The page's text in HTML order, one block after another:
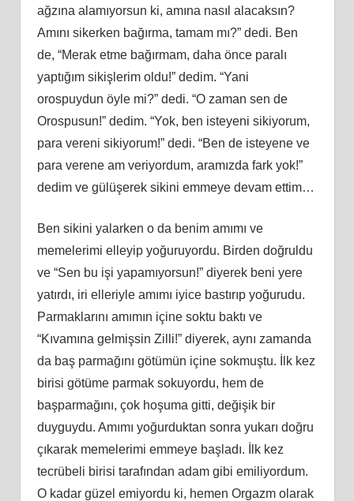
ağzına alamıyorsun ki, amına nasıl alacaksın?
Amını sikerken bağırma, tamam mı?” dedi. Ben
de, “Merak etme bağırmam, daha önce paralı
yaptığım sikişlerim oldu!” dedim. “Yani
orospuydun öyle mi?” dedi. “O zaman sen de
Orospusun!” dedim. “Yok, ben isteyeni sikiyorum,
para vereni sikiyorum!” dedi. “Ben de isteyene ve
para verene am veriyordum, aramızda fark yok!”
dedim ve gülüşerek sikini emmeye devam ettim…
Ben sikini yalarken o da benim amımı ve
memelerimi elleyip yoğuruyordu. Birden doğruldu
ve “Sen bu işi yapamıyorsun!” diyerek beni yere
yatırdı, iri elleriyle amımı iyice bastırıp yoğurudu.
Parmaklarını amımın içine soktu baktı ve
“Kıvamına gelmişsin Zilli!” diyerek, aynı zamanda
da baş parmağını götümün içine sokmuştu. İlk kez
birisi götüme parmak sokuyordu, hem de
başparmağını, çok hoşuma gitti, değişik bir
duyguydu. Amımı yoğurduktan sonra yukarı doğru
çıkarak memelerimi emmeye başladı. İlk kez
tecrübeli birisi tarafından adam gibi emiliyordum.
O kadar güzel emiyordu ki, hemen Orgazm olarak